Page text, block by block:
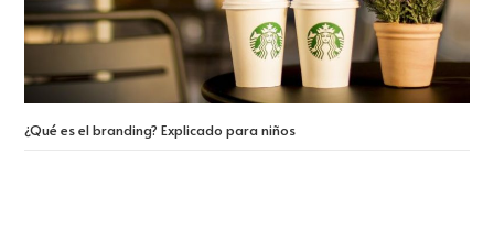
¿Qué es el branding? Explicado para niños